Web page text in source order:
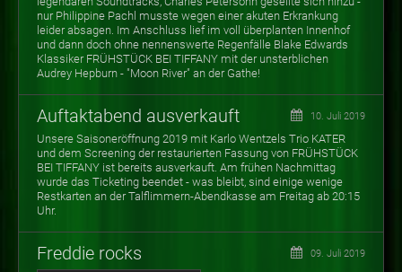
nur Philippine Pachl musste wegen einer akuten Erkrankung
leider absagen. Im Anschluss lief im voll überplanten Innenhof
und dann doch ohne nennenswerte Regenfälle Blake Edwards
Klassiker FRÜHSTÜCK BEI TIFFANY mit der unsterblichen
Audrey Hepburn - "Moon River" an der Gathe!
Auftaktabend ausverkauft 10. Juli 2019
Unsere Saisoneröffnung 2019 mit Karlo Wentzels Trio KATER
und dem Screening der restaurierten Fassung von FRÜHSTÜCK
BEI TIFFANY ist bereits ausverkauft. Am frühen Nachmittag
wurde das Ticketing beendet - was bleibt, sind einige wenige
Restkarten an der Talflimmern-Abendkasse am Freitag ab 20:15
Uhr.
Freddie rocks 09. Juli 2019